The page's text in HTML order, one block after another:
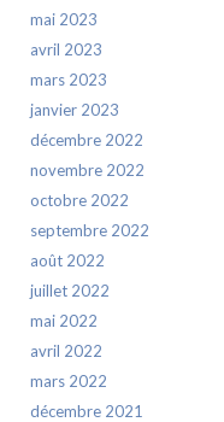
mai 2023
avril 2023
mars 2023
janvier 2023
décembre 2022
novembre 2022
octobre 2022
septembre 2022
août 2022
juillet 2022
mai 2022
avril 2022
mars 2022
décembre 2021